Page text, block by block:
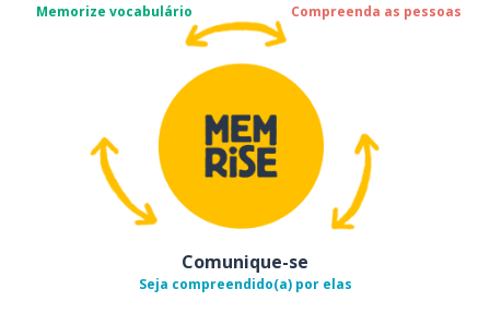
Memorize vocabulário Compreenda as pessoas
Comunique-se
Seja compreendido(a) por elas